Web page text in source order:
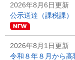
2026年8月6日更新
公示送達（課税課）
2026年8月1日更新
令和８年８月から